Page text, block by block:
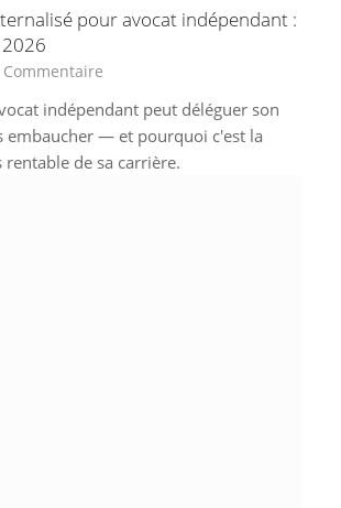
pour avocat indépendant :
Commentaire
indépendant peut déléguer son
embaucher — et pourquoi c'est la
rentable de sa carrière.